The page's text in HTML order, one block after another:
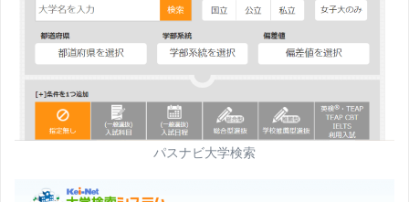
パスナビ大学検索